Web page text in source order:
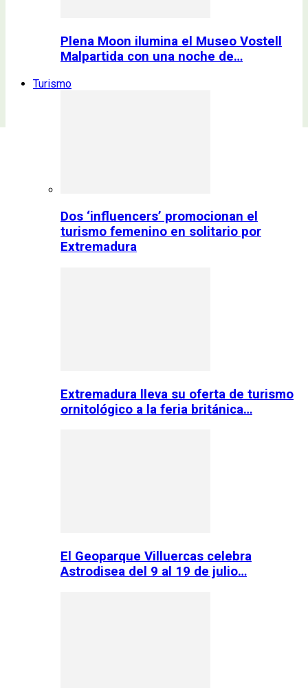
Plena Moon ilumina el Museo Vostell
Malpartida con una noche de…
Turismo
Dos ‘influencers’ promocionan el
turismo femenino en solitario por
Extremadura
Extremadura lleva su oferta de turismo
ornitológico a la feria británica…
El Geoparque Villuercas celebra
Astrodisea del 9 al 19 de julio…